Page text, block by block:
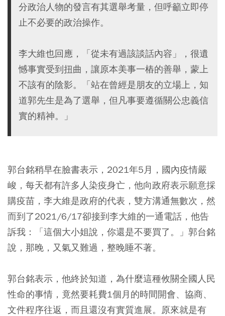
分政治人物的發言有其選舉考量，但呼籲立即停
止不必要的政治操作。
李大維也回應，「從未有過該談話內容」，很遺
憾事實受到扭曲，讓原本美事一樁的善舉，蒙上
不該有的陰影。「站在曾經是朋友的立場上，知
道郭先生是為了選舉，但凡事要遵循關公忠義信
實的精神。」
郭台銘稍早在臉書表示，2021年5月，國內疫情嚴
峻，每天都有許多人染疫身亡，他向政府表示願意採
購疫苗，李大維是政府的代表，雙方溝通無數次，然
而到了2021/6/17卻接到李大維的一通電話，他告
訴我：「這個大小姐說，你還是不要買了。」郭台銘
說，那晚，又氣又難過，整晚睡不著。
郭台銘表示，他終於知道，為什麼這種攸關全國人民
性命的事情，竟然要耗費1個月的時間開會、協商、
文件程序往返，而且還沒有實質進展。原來就是有